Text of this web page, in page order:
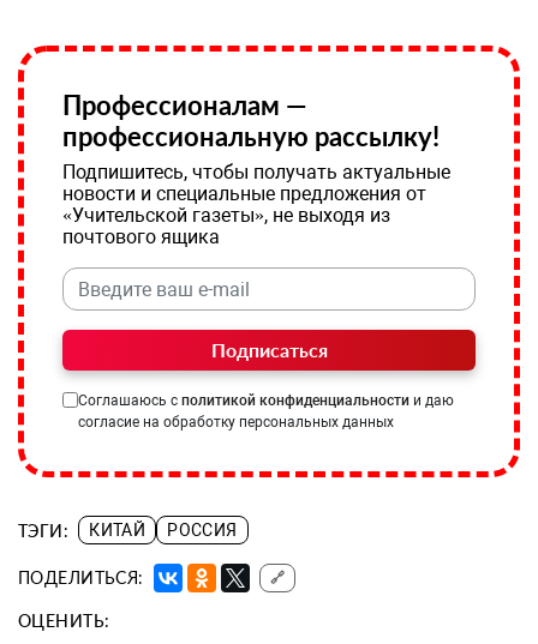
Профессионалам —
профессиональную рассылку!
Подпишитесь, чтобы получать актуальные
новости и специальные предложения от
«Учительской газеты», не выходя из
почтового ящика
Подписаться
Соглашаюсь с политикой конфиденциальности и даю
согласие на обработку персональных данных
ТЭГИ: КИТАЙ РОССИЯ
ПОДЕЛИТЬСЯ: 🔗
ОЦЕНИТЬ: